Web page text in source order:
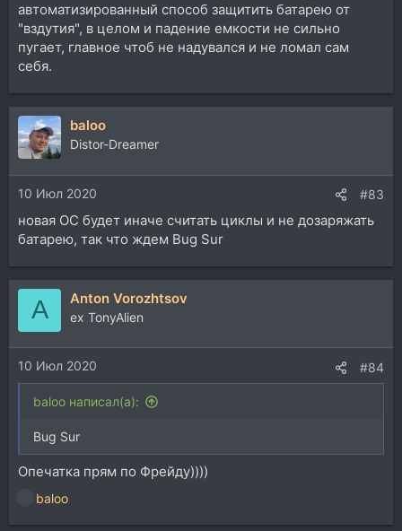
автоматизированный способ защитить батарею от
"вздутия", в целом и падение емкости не сильно
пугает, главное чтоб не надувался и не ломал сам
себя.
baloo
Distor-Dreamer
10 Июл 2020 #83
новая ОС будет иначе считать циклы и не дозаряжать
батарею, так что ждем Bug Sur
A Anton Vorozhtsov
ex TonyAlien
10 Июл 2020 #84
baloo написал(а):
Bug Sur
Опечатка прям по Фрейду))))
е
baloo